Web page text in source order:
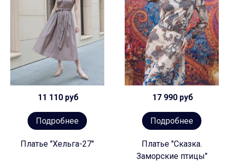
11 110 руб
Подробнее
Платье "Хельга-27"
17 990 руб
Подробнее
Платье "Сказка.
Заморские птицы"